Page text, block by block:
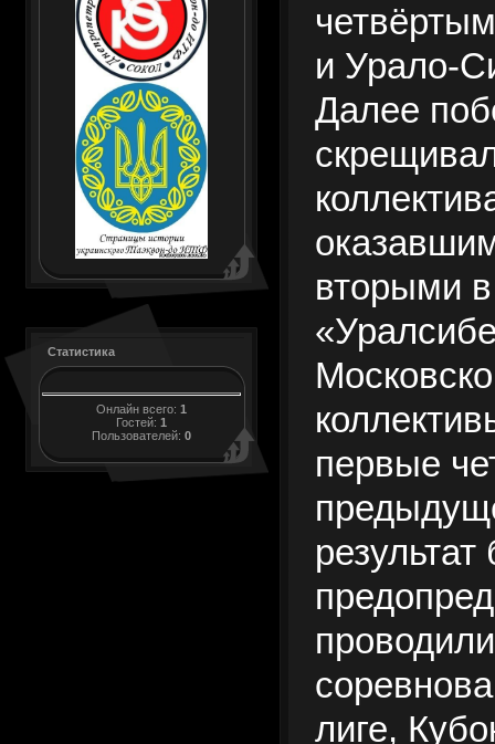
Статистика
Онлайн всего: 1
Гостей: 1
Пользователей: 0
и Урало-
Далее
вторыми
первые
лиге,